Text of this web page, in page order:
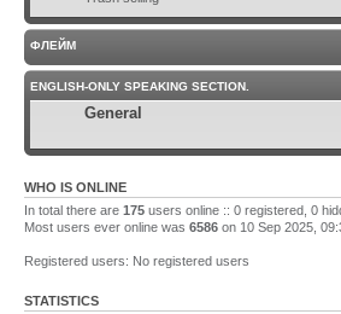
ФЛЕЙМ
ENGLISH-ONLY SPEAKING SECTION.
General
WHO IS ONLINE
In total there are 175 users online :: 0 registered, 0
Most users ever online was 6586 on 10 Sep 2025,
Registered users: No registered users
STATISTICS